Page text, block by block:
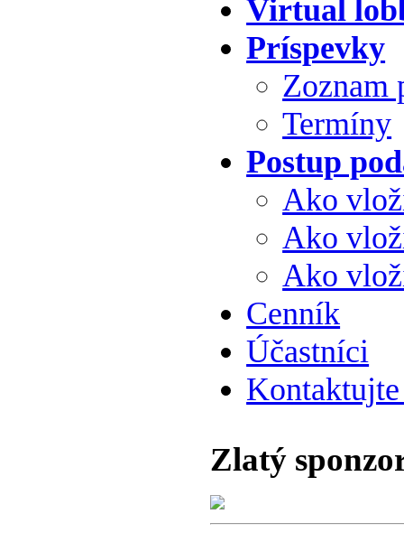
Virtual
Príspevky
Zoznam
Termíny
Postup
Ako
Ako
Ako
Cenník
Účastníci
Kontaktujte
Zlatý